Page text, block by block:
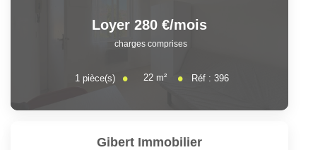
Loyer 280 €/mois
charges comprises
1 pièce(s) 22 m² Réf :396
Gibert Immobilier